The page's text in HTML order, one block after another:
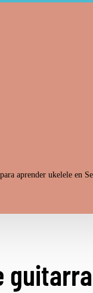
aprender ukelele en